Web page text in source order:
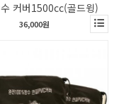
커버1500cc(골드윙)
36,000원